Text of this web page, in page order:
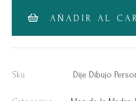
AÑADIR AL
Sku Dije Dibujo